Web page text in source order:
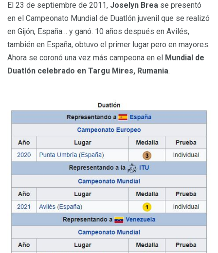
El 23 de septiembre de 2011, Joselyn Brea se presentó
en el Campeonato Mundial de Duatlón juvenil que se realizó
en Gijón, España… y ganó. 10 años después en Avilés,
también en España, obtuvo el primer lugar pero en mayores.
Ahora se coronó una vez más campeona en el Mundial de
Duatlón celebrado en Targu Mires, Rumania.